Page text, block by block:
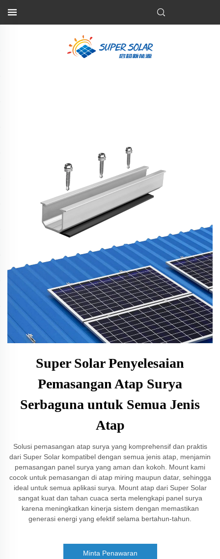
Super Solar Penyelesaian
Pemasangan Atap Surya
Serbaguna untuk Semua Jenis
Atap
Solusi pemasangan atap surya yang komprehensif dan praktis
dari Super Solar kompatibel dengan semua jenis atap, menjamin
pemasangan panel surya yang aman dan kokoh. Mount kami
cocok untuk pemasangan di atap miring maupun datar, sehingga
ideal untuk semua aplikasi surya. Mount atap dari Super Solar
sangat kuat dan tahan cuaca serta melengkapi panel surya
karena meningkatkan kinerja sistem dengan memastikan
generasi energi yang efektif selama bertahun-tahun.
Minta Penawaran